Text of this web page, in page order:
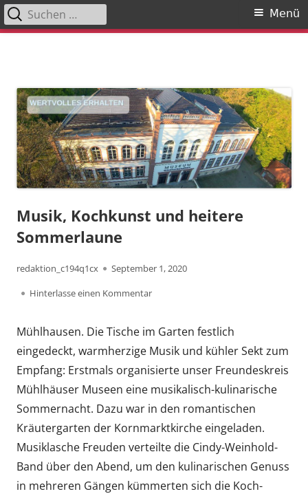
Primäres
Menü
Suchen
nach:
Musik, Kochkunst und heitere
Sommerlaune
Autor
redaktion_c194q1cx
Veröffentlicht
am
September 1, 2020
Hinterlasse einen Kommentarzu Musik, Kochkunst und heitere
Mühlhausen. Die Tische im Garten festlich
eingedeckt, warmherzige Musik und kühler Sekt zum
Empfang: Erstmals organisierte unser Freundeskreis
Mühlhäuser Museen eine musikalisch-kulinarische
Sommernacht. Dazu war in den romantischen
Kräutergarten der Kornmarktkirche eingeladen.
Musiklasche Freuden verteilte die Cindy-Weinhold-
Band über den Abend, um den kulinarischen Genuss
in mehreren Gängen kümmerten sich die Koch-